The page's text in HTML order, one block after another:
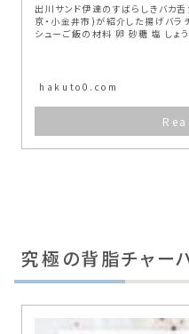
出川サンド伊達のすばらしきバカ
京・小金井市)が紹介した揚げバラ
シューご飯の材料 卵 砂糖 塩 しょ
hakuto0.com
究極の背脂チャー